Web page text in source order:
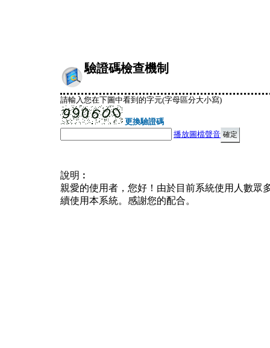
驗證碼檢查機制
請輸入您在下圖中看到的字元(字母區分大小寫)
更換驗證碼
播放圖檔聲音
說明︰
親愛的使用者，您好！由於目前系統使用人數眾
續使用本系統。感謝您的配合。